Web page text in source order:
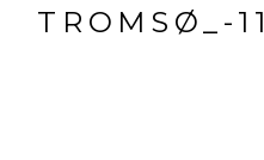
TROMSØ_-11